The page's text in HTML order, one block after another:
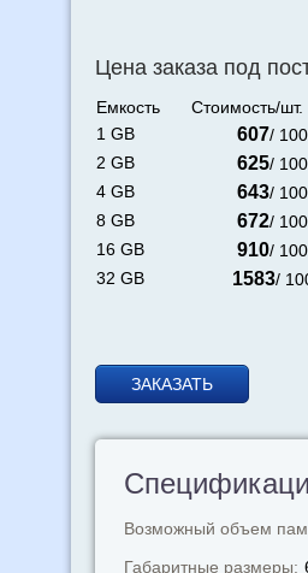
Цена заказа под
Емкость
Стоимость/шт.
1 GB
607/ 100
2 GB
625/ 100
4 GB
643/ 100
8 GB
672/ 100
16 GB
910/ 100
32 GB
1583/
ЗАКАЗАТЬ
Возможный объем
Габаритные размеры: